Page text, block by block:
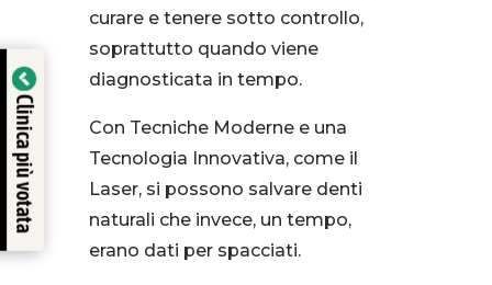
curare e tenere sotto controllo,
soprattutto quando viene
diagnosticata in tempo.
Con Tecniche Moderne e una
Tecnologia Innovativa, come il
Laser, si possono salvare denti
naturali che invece, un tempo,
erano dati per spacciati.
Verificato da
Trustindex